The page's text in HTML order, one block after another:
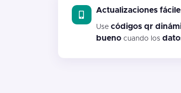
Actualizaciones
Usecódigos qr
bueno cuando los